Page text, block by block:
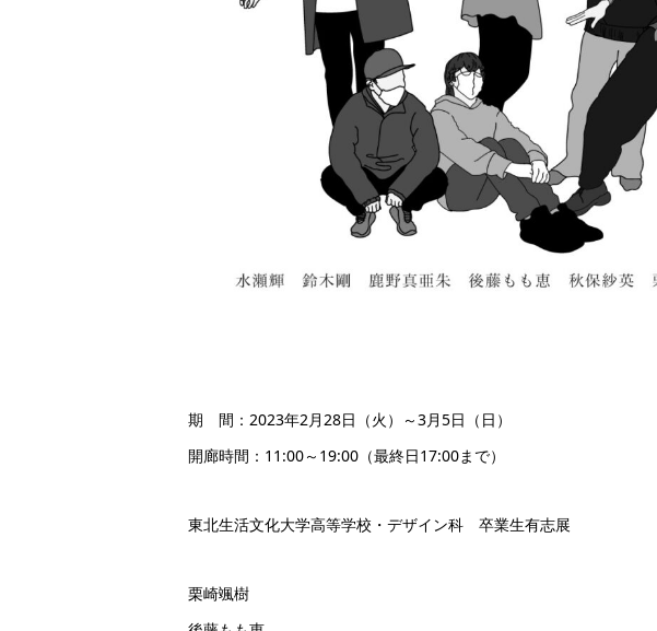
期 間：2023年2月28日（火）～3月5日（日）
開廊時間：11:00～19:00（最終日17:00まで）
東北生活文化大学高等学校・デザイン科 卒業生有志展
栗崎颯樹